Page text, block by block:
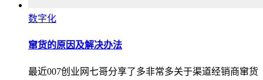
数字化
窜货的原因及解决办法
最近007创业网七哥分享了多非常多关于渠道经销商窜货